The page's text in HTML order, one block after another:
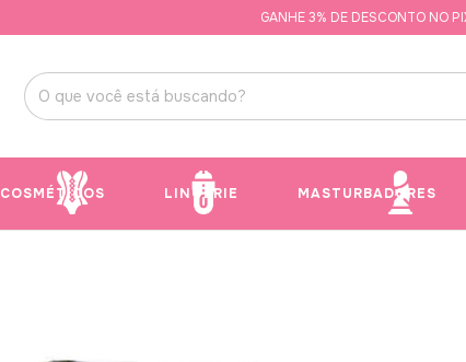
GANHE 3% DE DESCONTO NO PIX
COSMÉTICOS LINGERIE MASTURBADORES